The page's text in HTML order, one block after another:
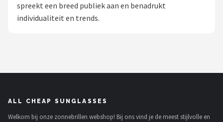
KIMU
Fako Fashion®
spreekt een breed publiek aan en benadrukt
individualiteit en trends.
ALL CHEAP SUNGLASSES
Welkom bij onze zonnebrillen webshop! Bij ons vind je de meest stijlvolle en